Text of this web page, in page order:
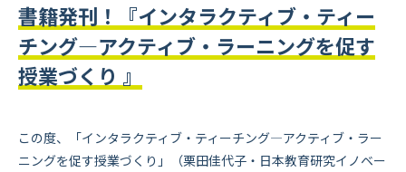
書籍発刊！『インタラクティブ・ティー
チング―アクティブ・ラーニングを促す
授業づくり 』
この度、「インタラクティブ・ティーチング―アクティブ・ラー
ニングを促す授業づくり」（栗田佳代子・日本教育研究イノベー